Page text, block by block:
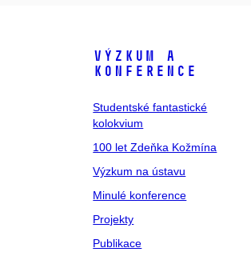
Výzkum a
konference
Studentské fantastické
kolokvium
100 let Zdeňka Kožmína
Výzkum na ústavu
Minulé konference
Projekty
Publikace